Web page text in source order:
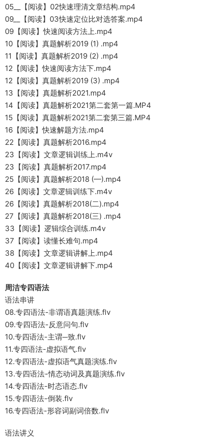
05__【阅读】02快速理清文章结构.mp4
09__【阅读】03快速定位比对选答案.mp4
09【阅读】快速阅读方法上.mp4
10【阅读】真题解析2019 (1) .mp4
11【阅读】真题解析2019 (2) .mp4
12【阅读】快速阅读方法下.mp4
12【阅读】真题解析2019 (3) .mp4
13【阅读】真题解析2021.mp4
14【阅读】真题解析2021第二套第一篇.MP4
15【阅读】真题解析2021第二套第三篇.MP4
16【阅读】快速解题方法.mp4
22【阅读】真题解析2016.mp4
23【阅读】文章逻辑训练上.m4v
23【阅读】真题解析2017.mp4
25【阅读】真题解析2018 (—).mp4
26【阅读】文章逻辑训练下.m4v
26【阅读】真题解析2018(二).mp4
27【阅读】真题解析2018(三) .mp4
33【阅读】逻辑综合训练.m4v
37【阅读】读懂长难句.mp4
38【阅读】文章逻辑讲解上.mp4
40【阅读】文章逻辑讲解下.mp4
周洁专四语法
语法串讲
08.专四语法-非谓语真题演练.flv
09.专四语法-反意问句.flv
10.专四语法-主谓─致.flv
11.专四语法-虚拟语气.flv
12.专四语法-虚拟语气真题演练.flv
13.专四语法-情态动词及真题演练.flv
14.专四语法-时态语态.flv
15.专四语法-倒装.flv
16.专四语法-形容词副词倍数.flv
语法讲义